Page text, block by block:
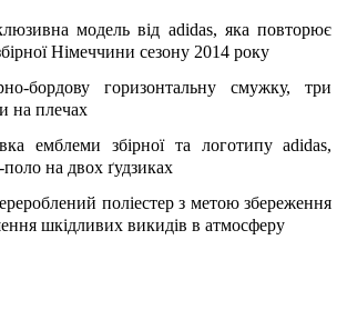
модель від adidas, яка повторює
Німеччини сезону 2014 року
бордову горизонтальну смужку, три
на плечах
емблеми збірної та логотипу adidas,
на двох ґудзиках
поліестер з метою збереження
шкідливих викидів в атмосферу